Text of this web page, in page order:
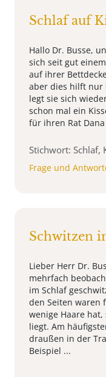
Schlaf auf
Hallo Dr. Busse,
sich seit gut
auf ihrer
aber dies hilft nur
legt sie sich
schon mal ein
für ihren Rat Dana
Stichwort: Schlaf,
Frage und
Schwitzen
Lieber Herr Dr.
mehrfach
im Schlaf
den Seiten waren
wenige Haare
liegt. Am
draußen in der
Beispiel ...